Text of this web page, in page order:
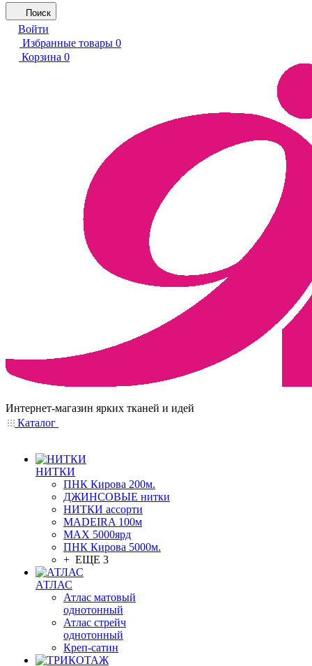
Поиск
Войти
Избранные товары 0
Корзина 0
Интернет-магазин ярких тканей и идей
Каталог
НИТКИ
ПНК Кирова 200м.
ДЖИНСОВЫЕ нитки
НИТКИ ассорти
MADEIRA 100м
МАХ 5000ярд
ПНК Кирова 5000м.
+ ЕЩЕ 3
АТЛАС
Атлас матовый
однотонный
Атлас стрейч
однотонный
Креп-сатин